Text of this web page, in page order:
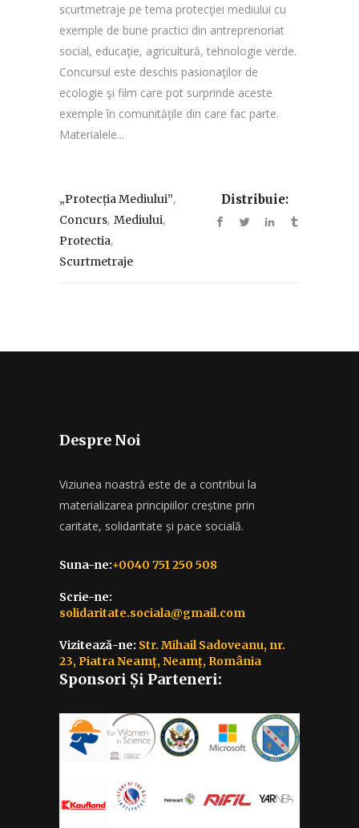
scurtmetraje pe tema protecţiei mediului cu
exemple de bune practici din antreprenoriat
social, educaţie, agricultură, tehnologie verde.
Concursul este deschis pasionaţilor de
ecologie şi film care pot surprinde aceste
exemple în comunităţile din care fac parte.
Materialele...
„Protecția Mediului”,
Concurs, Mediului,
Protectia,
Scurtmetraje
Distribuie:
Despre Noi
Viziunea noastră este de a contribui la
materializarea principiilor creștine prin
caritate, solidaritate și pace socială.
Suna-ne:+0040 751 250 508
Scrie-ne:
solidaritate.sociala@gmail.com
Vizitează-ne: Str. Mihail Sadoveanu, nr.
23, Piatra Neamț, Neamț, România
Sponsori Și Parteneri: